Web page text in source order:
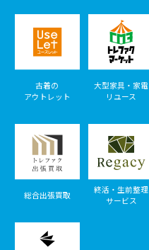
古着の
アウトレット
大型家具・家電
リユース
総合出張買取
終活・生前整理
サービス